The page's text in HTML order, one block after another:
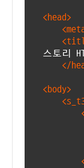
<head>
<meta
스토리
</
<body>
</